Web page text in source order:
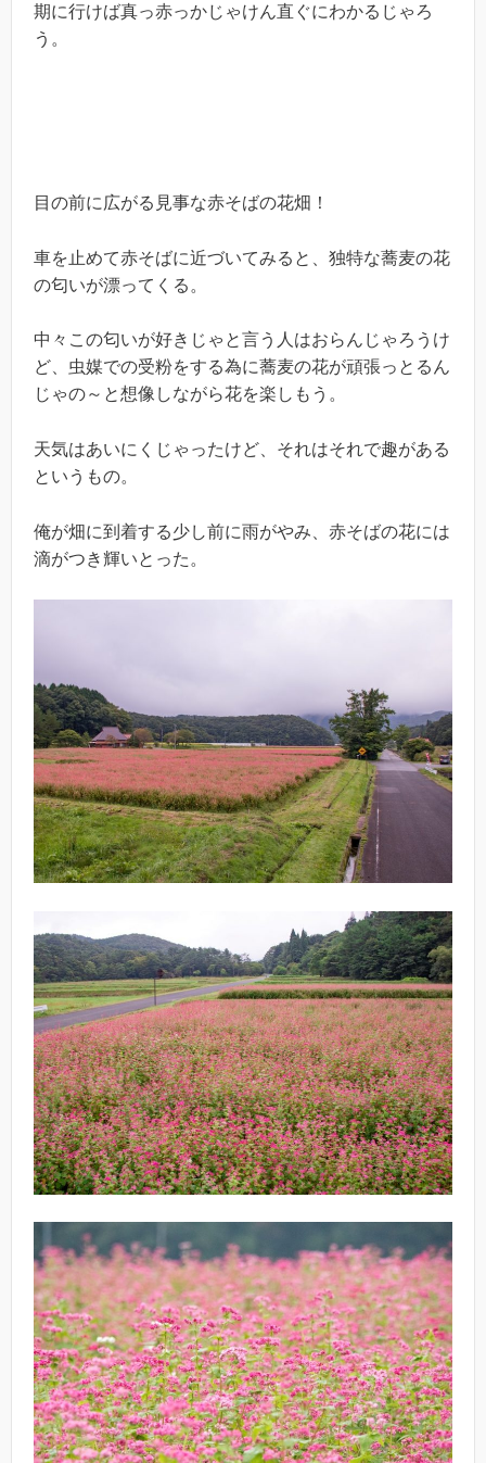
期に行けば真っ赤っかじゃけん直ぐにわかるじゃろ
う。
目の前に広がる見事な赤そばの花畑！
車を止めて赤そばに近づいてみると、独特な蕎麦の花
の匂いが漂ってくる。
中々この匂いが好きじゃと言う人はおらんじゃろうけ
ど、虫媒での受粉をする為に蕎麦の花が頑張っとるん
じゃの～と想像しながら花を楽しもう。
天気はあいにくじゃったけど、それはそれで趣がある
というもの。
俺が畑に到着する少し前に雨がやみ、赤そばの花には
滴がつき輝いとった。